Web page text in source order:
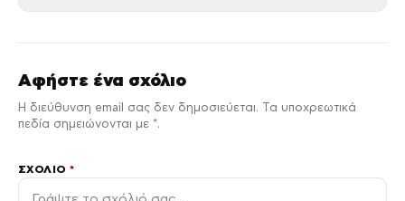
Αφήστε ένα σχόλιο
Η διεύθυνση email σας δεν δημοσιεύεται. Τα υποχρεωτικά
πεδία σημειώνονται με *.
ΣΧΌΛΙΟ*